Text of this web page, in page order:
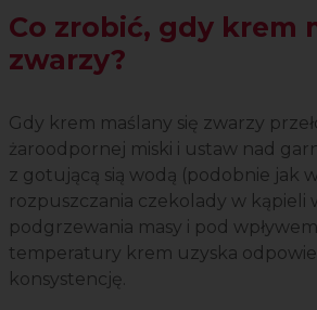
Co zrobić, gdy krem
zwarzy?
Gdy krem maślany się zwarzy
żaroodpornej miski i ustaw nad
z gotującą sią wodą (podobnie jak
rozpuszczania czekolady w kąpieli
podgrzewania masy i pod
temperatury krem uzyska
konsystencję.